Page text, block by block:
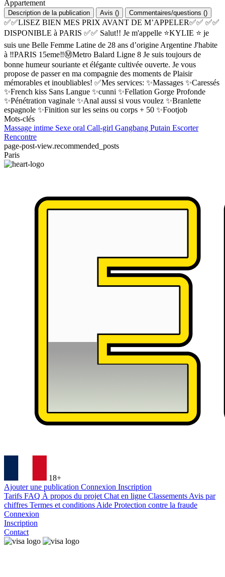
Appartement
Description de la publication Avis () Commentaires/questions ()
✅✅LISEZ BIEN MES PRIX AVANT DE M’APPELER✅✅ ✅✅
DISPONIBLE à PARIS ✅✅ Salut!! Je m'appelle ⭐️KYLIE ⭐️ je
suis une Belle Femme Latine de 28 ans d’origine Argentine J'habite
à ‼️PARIS 15eme‼️Ⓜ️Metro Balard Ligne 8 Je suis toujours de
bonne humeur souriante et élégante cultivée ouverte. Je vous
propose de passer en ma compagnie des moments de Plaisir
mémorables et inoubliables! ✅Mes services: ✨Massages ✨Caressés
✨French kiss Sans Langue ✨cunni ✨Fellation Gorge Profonde
✨Pénétration vaginale ✨Anal aussi si vous voulez ✨Branlette
espagnole ✨Finition sur les seins ou corps + 50 ✨Footjob
Mots-clés
Massage intime Sexe oral Call-girl Gangbang Putain Escorter
Rencontre
page-post-view.recommended_posts
Paris
18+
Ajouter une publication Connexion Inscription
Tarifs FAQ À propos du projet Chat en ligne Classements Avis par
chiffres Termes et conditions Aide Protection contre la fraude
Connexion
Inscription
Contact